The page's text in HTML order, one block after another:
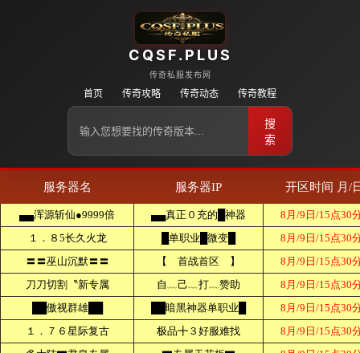
CQSF.PLUS
传奇私服发布网
首页 传奇攻略 传奇动态 传奇教程
搜
索